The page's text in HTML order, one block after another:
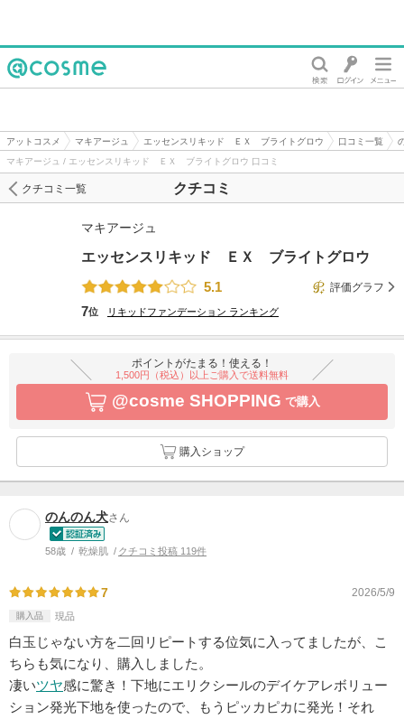
アットコスメ マキアージュ エッセンスリキッド ＥＸ ブライトグロウ 口コミ一覧
マキアージュ / エッセンスリキッド ＥＸ ブライトグロウ 口コミ
クチコミ
クチコミ一覧
マキアージュ
エッセンスリキッド ＥＸ ブライトグロウ
5.1
評価グラフ
7位 リキッドファンデーション ランキング
ポイントがたまる！使える！
1,500円（税込）以上ご購入で送料無料
@cosme SHOPPING で購入
購入ショップ
のんのん犬さん
58歳 乾燥肌 クチコミ投稿 119件
7 2026/5/9
購入品 現品
白玉じゃない方を二回リピートする位気に入ってましたが、こ
ちらも気になり、購入しました。
凄いツヤ感に驚き！下地にエリクシールのデイケアレボリュー
ション発光下地を使ったので、もうピッカピカに発光！それ